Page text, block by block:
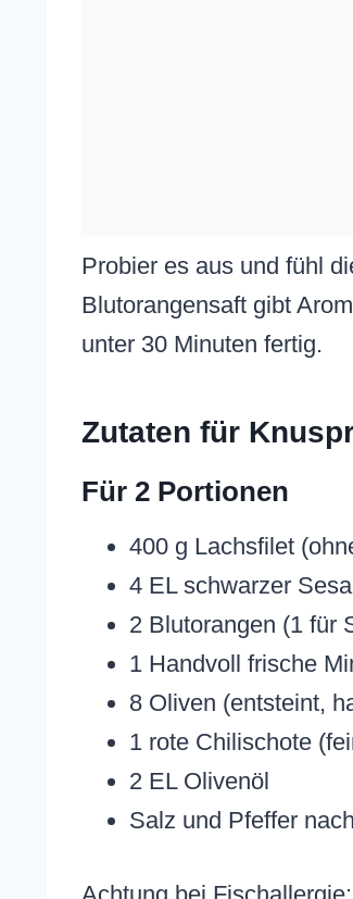
Probier es aus und fühl
Blutorangensaft gibt
unter 30 Minuten fertig.
Zutaten für
Für 2 Portionen
400 g Lachsfilet
4 EL schwarzer
2 Blutorangen (1 für
1 Handvoll frische
8 Oliven (entsteint,
1 rote Chilischote
2 EL Olivenöl
Salz und Pfeffer